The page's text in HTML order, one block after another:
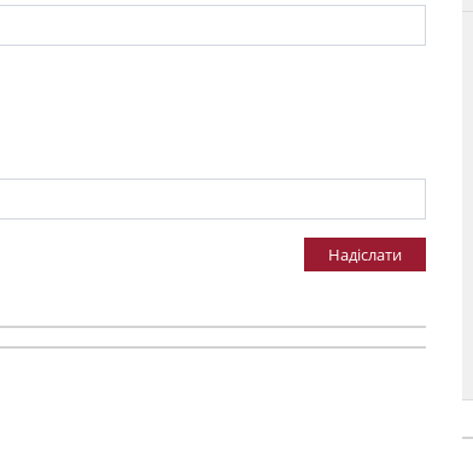
Надіслати